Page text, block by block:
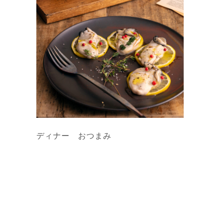
ディナー おつまみ